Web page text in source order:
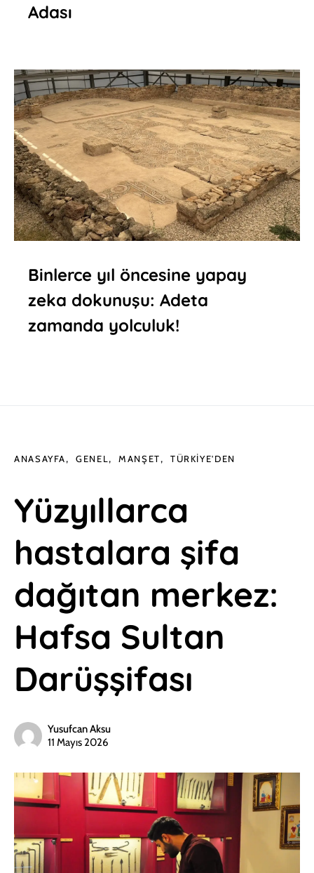
Adası
Binlerce yıl öncesine yapay
zeka dokunuşu: Adeta
zamanda yolculuk!
ANASAYFA GENEL MANŞET TÜRKIYE'DEN
Yüzyıllarca
hastalara şifa
dağıtan merkez:
Hafsa Sultan
Darüşşifası
Yusufcan Aksu
11 Mayıs 2026